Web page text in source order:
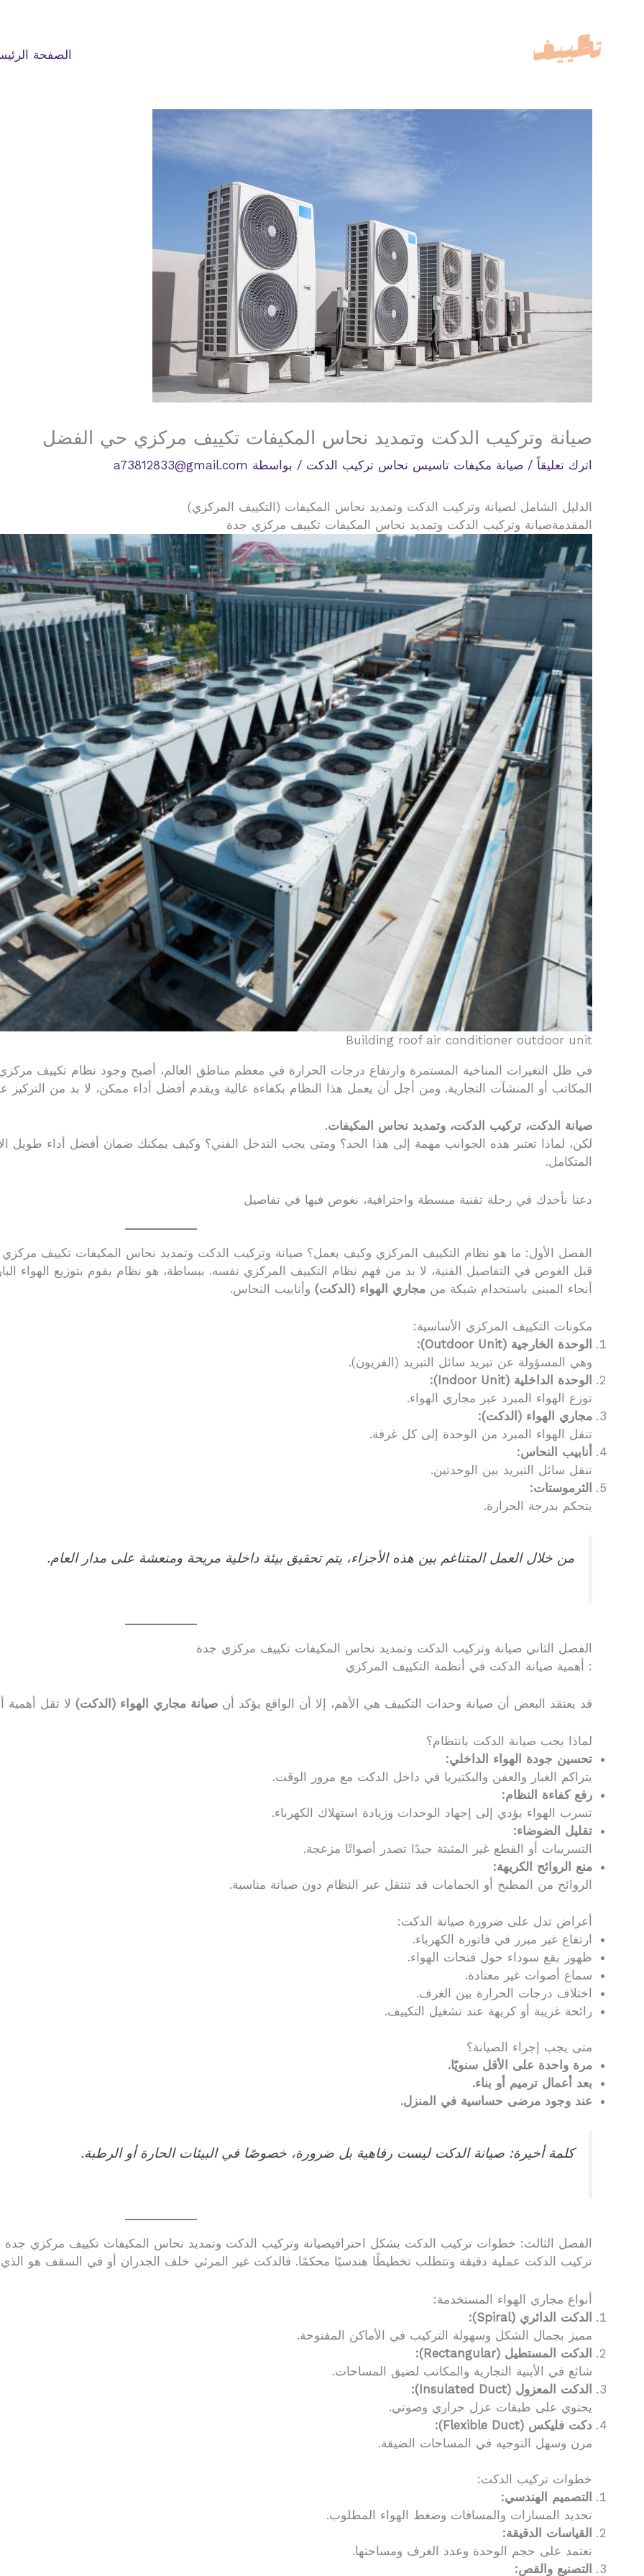
الصفحة
صيانة وتركيب الدكت وتمديد نحاس المكيفات تكييف مركزي حي الفضل
اترك تعليقاً / صيانة مكيفات تاسيس نحاس تركيب الدكت / بواسطة a73812833@gmail.com
الدليل الشامل لصيانة وتركيب الدكت وتمديد نحاس المكيفات (التكييف المركزي)
المقدمةصيانة وتركيب الدكت وتمديد نحاس المكيفات تكييف مركزي جدة
Building roof air conditioner outdoor unit
في ظل التغيرات المناخية المستمرة وارتفاع درجات الحرارة في معظم مناطق العالم، أصبح وجود نظام تكييف
المكاتب أو المنشآت التجارية. ومن أجل أن يعمل هذا النظام بكفاءة عالية ويقدم أفضل أداء ممكن، لا بد من التركيز
صيانة الدكت، تركيب الدكت، وتمديد نحاس المكيفات.
لكن، لماذا تعتبر هذه الجوانب مهمة إلى هذا الحد؟ ومتى يجب التدخل الفني؟ وكيف يمكنك ضمان أفضل أداء طويل
المتكامل.
دعنا نأخذك في رحلة تقنية مبسطة واحترافية، نغوص فيها في تفاصيل
الفصل الأول: ما هو نظام التكييف المركزي وكيف يعمل؟ صيانة وتركيب الدكت وتمديد نحاس المكيفات تكييف
قبل الغوص في التفاصيل الفنية، لا بد من فهم نظام التكييف المركزي نفسه. ببساطة، هو نظام يقوم بتوزيع الهواء
أنحاء المبنى باستخدام شبكة من مجاري الهواء (الدكت) وأنابيب النحاس.
مكونات التكييف المركزي الأساسية:
الوحدة الخارجية (Outdoor Unit):
وهي المسؤولة عن تبريد سائل التبريد (الفريون).
الوحدة الداخلية (Indoor Unit):
توزع الهواء المبرد عبر مجاري الهواء.
مجاري الهواء (الدكت):
تنقل الهواء المبرد من الوحدة إلى كل غرفة.
أنابيب النحاس:
تنقل سائل التبريد بين الوحدتين.
الثرموستات:
يتحكم بدرجة الحرارة.
من خلال العمل المتناغم بين هذه الأجزاء، يتم تحقيق بيئة داخلية مريحة ومنعشة على مدار العام.
الفصل الثاني صيانة وتركيب الدكت وتمديد نحاس المكيفات تكييف مركزي جدة
: أهمية صيانة الدكت في أنظمة التكييف المركزي
قد يعتقد البعض أن صيانة وحدات التكييف هي الأهم، إلا أن الواقع يؤكد أن صيانة مجاري الهواء (الدكت) لا تقل أهمية
لماذا يجب صيانة الدكت بانتظام؟
تحسين جودة الهواء الداخلي:
يتراكم الغبار والعفن والبكتيريا في داخل الدكت مع مرور الوقت.
رفع كفاءة النظام:
تسرب الهواء يؤدي إلى إجهاد الوحدات وزيادة استهلاك الكهرباء.
تقليل الضوضاء:
التسريبات أو القطع غير المثبتة جيدًا تصدر أصواتًا مزعجة.
منع الروائح الكريهة:
الروائح من المطبخ أو الحمامات قد تنتقل عبر النظام دون صيانة مناسبة.
أعراض تدل على ضرورة صيانة الدكت:
ارتفاع غير مبرر في فاتورة الكهرباء.
ظهور بقع سوداء حول فتحات الهواء.
سماع أصوات غير معتادة.
اختلاف درجات الحرارة بين الغرف.
رائحة غريبة أو كريهة عند تشغيل التكييف.
متى يجب إجراء الصيانة؟
مرة واحدة على الأقل سنويًا.
بعد أعمال ترميم أو بناء.
عند وجود مرضى حساسية في المنزل.
كلمة أخيرة: صيانة الدكت ليست رفاهية بل ضرورة، خصوصًا في البيئات الحارة أو الرطبة.
الفصل الثالث: خطوات تركيب الدكت بشكل احترافيصيانة وتركيب الدكت وتمديد نحاس المكيفات تكييف مركزي جدة
تركيب الدكت عملية دقيقة وتتطلب تخطيطًا هندسيًا محكمًا. فالدكت غير المرئي خلف الجدران أو في السقف هو
أنواع مجاري الهواء المستخدمة:
الدكت الدائري (Spiral):
مميز بجمال الشكل وسهولة التركيب في الأماكن المفتوحة.
الدكت المستطيل (Rectangular):
شائع في الأبنية التجارية والمكاتب لضيق المساحات.
الدكت المعزول (Insulated Duct):
يحتوي على طبقات عزل حراري وصوتي.
دكت فليكس (Flexible Duct):
مرن وسهل التوجيه في المساحات الضيقة.
خطوات تركيب الدكت:
التصميم الهندسي:
تحديد المسارات والمسافات وضغط الهواء المطلوب.
القياسات الدقيقة:
تعتمد على حجم الوحدة وعدد الغرف ومساحتها.
التصنيع والقص: